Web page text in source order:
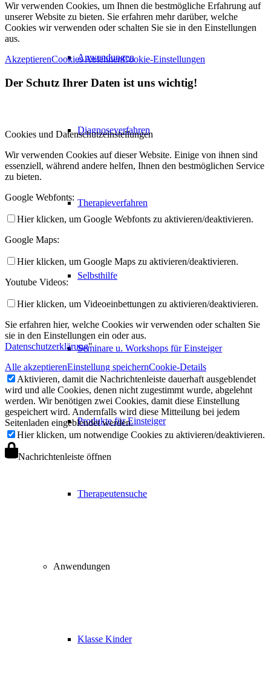
Anwendungen
Diagnoseverfahren
Therapieverfahren
Selbsthilfe
Seminare u. Workshops für Einsteiger
Produkte für Einsteiger
Therapeutensuche
Anwendungen
Klasse Kinder
Wir verwenden Cookies, um Ihnen die bestmögliche Erfahrung auf
unserer Website zu bieten. Sie erfahren mehr darüber, welche
Cookies wir verwenden oder schalten Sie sie in den Einstellungen
aus.
AkzeptierenCookies AblehnenCookie-Einstellungen
Der Schutz Ihrer Daten ist uns wichtig!
Cookies und Datenschutzeinstellungen
Wir verwenden Cookies auf dieser Website. Einige von ihnen sind
essenziell, während andere helfen, Ihnen den bestmöglichen Service
zu bieten.
Google Webfonts:
Hier klicken, um Google Webfonts zu aktivieren/deaktivieren.
Google Maps:
Hier klicken, um Google Maps zu aktivieren/deaktivieren.
Youtube Videos:
Hier klicken, um Videoeinbettungen zu aktivieren/deaktivieren.
Sie erfahren hier, welche Cookies wir verwenden oder schalten Sie
sie in den Einstellungen ein oder aus.
Datenschutzerklärung"
Alle akzeptierenEinstellung speichernCookie-Details
Aktivieren, damit die Nachrichtenleiste dauerhaft ausgeblendet
wird und alle Cookies, denen nicht zugestimmt wurde, abgelehnt
werden. Wir benötigen zwei Cookies, damit diese Einstellung
gespeichert wird. Andernfalls wird diese Mitteilung bei jedem
Seitenladen eingeblendet werden.
Hier klicken, um notwendige Cookies zu aktivieren/deaktivieren.
Nachrichtenleiste öffnen